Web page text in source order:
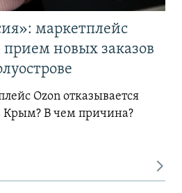
маркетплейс
прием новых заказов
Ozon отказывается
Крым? В чем причина?